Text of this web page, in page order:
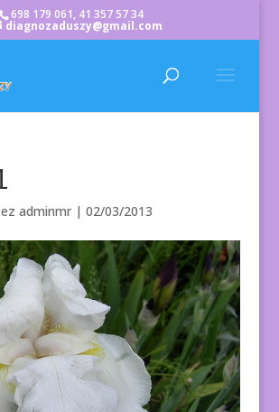
698 179 061, 41 357 57 34
diagnozaduszy@gmail.com
adminmr| 02/03/2013